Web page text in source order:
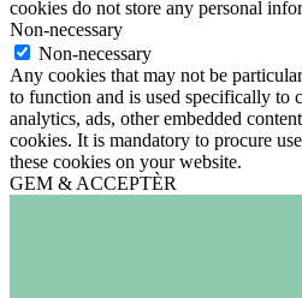
cookies do not store any personal
Non-necessary
Non-necessary
Any cookies that may not be
to function and is used specifically to
analytics, ads, other embedded
cookies. It is mandatory to procure
these cookies on your website.
GEM & ACCEPTÈR